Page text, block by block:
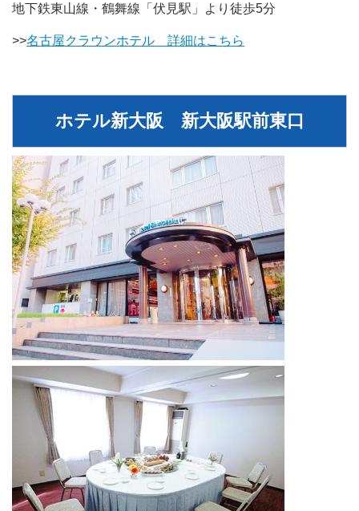
地下鉄東山線・鶴舞線「伏見駅」より徒歩5分
>>名古屋クラウンホテル 詳細はこちら
ホテル新大阪 新大阪駅前東口